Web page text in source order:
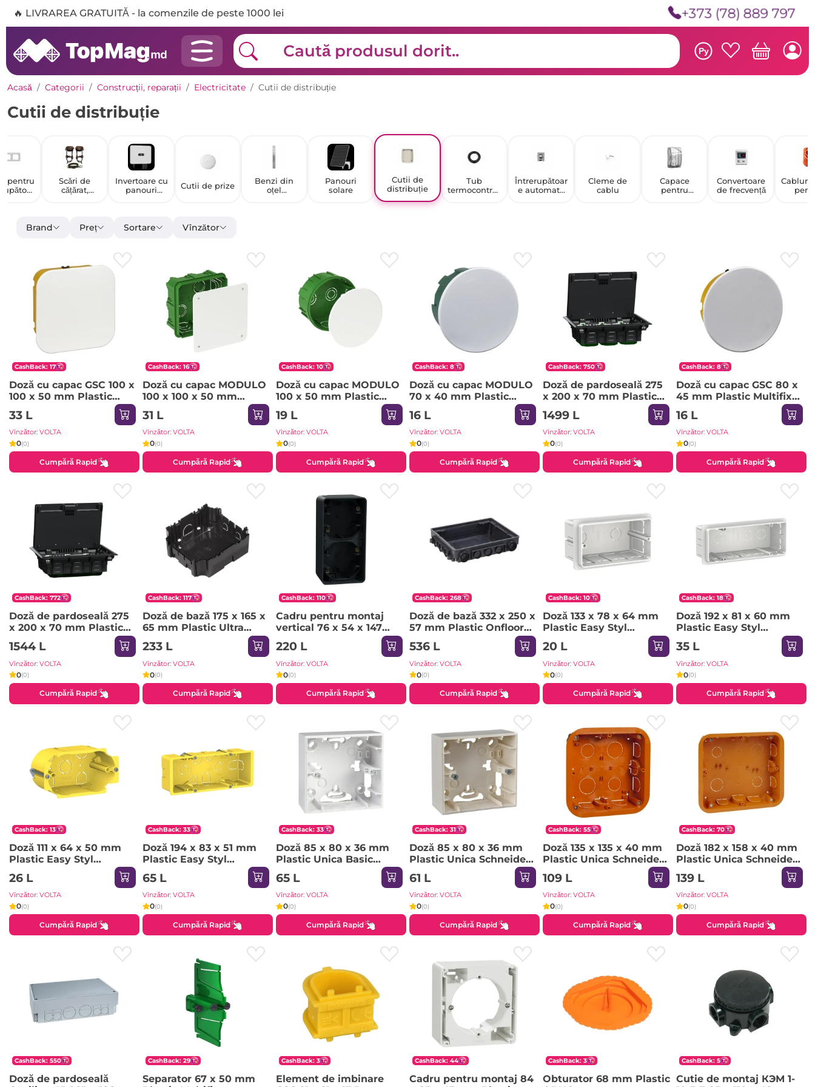
🔥 LIVRAREA GRATUITĂ - la comenzile de peste 1000 lei +373 (78) 889 797
Ру
Acasă Categorii Construcții, reparații Electricitate Cutii de distribuție
Cutii de distribuție
pentru
Scări de
cățărat,
Invertoare cu
panouri
Cutii de prize
Benzi din
oțel
Panouri
solare
Cutii de
distribuție
Tub
termocontrac
Întrerupătoar
e automate
Cleme de
cablu
Capace
pentru
Convertoare
de frecvență
Cabluri
Brand Preț Sortare Vînzător
CashBack: 17
Doză cu capac GSC 100 x
100 x 50 mm Plastic
Multifix Systeme Electric
33 L
Vînzător: VOLTA
0(0)
Cumpără Rapid
CashBack: 16
Doză cu capac MODULO
100 x 100 x 50 mm
Plastic Multifix Systeme
Electric
31 L
Vînzător: VOLTA
0(0)
Cumpără Rapid
CashBack: 10
Doză cu capac MODULO
100 x 50 mm Plastic
Multifix Systeme Electric
19 L
Vînzător: VOLTA
0(0)
Cumpără Rapid
CashBack: 8
Doză cu capac MODULO
70 x 40 mm Plastic
Multifix Systeme Electric
16 L
Vînzător: VOLTA
0(0)
Cumpără Rapid
CashBack: 750
Doză de pardoseală 275
x 200 x 70 mm Plastic
Unica Schneider-Electric
1499 L
Vînzător: VOLTA
0(0)
Cumpără Rapid
CashBack: 8
Doză cu capac GSC 80 x
45 mm Plastic Multifix
Systeme Electric
16 L
Vînzător: VOLTA
0(0)
Cumpără Rapid
CashBack: 772
Doză de pardoseală 275
x 200 x 70 mm Plastic
Unica Schneider-Electric
1544 L
Vînzător: VOLTA
0(0)
Cumpără Rapid
CashBack: 117
Doză de bază 175 x 165 x
65 mm Plastic Ultra
Schneider-Electric
233 L
Vînzător: VOLTA
0(0)
Cumpără Rapid
CashBack: 110
Cadru pentru montaj
vertical 76 x 54 x 147
mm Plastic Mureva
Schneider-Electric
220 L
Vînzător: VOLTA
0(0)
Cumpără Rapid
CashBack: 268
Doză de bază 332 x 250 x
57 mm Plastic Onfloor
IEK
536 L
Vînzător: VOLTA
0(0)
Cumpără Rapid
CashBack: 10
Doză 133 x 78 x 64 mm
Plastic Easy Styl
Schneider-Electric
20 L
Vînzător: VOLTA
0(0)
Cumpără Rapid
CashBack: 18
Doză 192 x 81 x 60 mm
Plastic Easy Styl
Schneider-Electric
35 L
Vînzător: VOLTA
0(0)
Cumpără Rapid
CashBack: 13
Doză 111 x 64 x 50 mm
Plastic Easy Styl
26 L
Vînzător: VOLTA
0(0)
Cumpără Rapid
CashBack: 33
Doză 194 x 83 x 51 mm
Plastic Easy Styl
65 L
Vînzător: VOLTA
0(0)
Cumpără Rapid
CashBack: 33
Doză 85 x 80 x 36 mm
Plastic Unica Basic
65 L
Vînzător: VOLTA
0(0)
Cumpără Rapid
CashBack: 31
Doză 85 x 80 x 36 mm
Plastic Unica Schneider-
61 L
Vînzător: VOLTA
0(0)
Cumpără Rapid
CashBack: 55
Doză 135 x 135 x 40 mm
Plastic Unica Schneider-
109 L
Vînzător: VOLTA
0(0)
Cumpără Rapid
CashBack: 70
Doză 182 x 158 x 40 mm
Plastic Unica Schneider-
139 L
Vînzător: VOLTA
0(0)
Cumpără Rapid
CashBack: 550
Doză de pardoseală
CashBack: 29
Separator 67 x 50 mm
CashBack: 3
Element de imbinare
CashBack: 44
Cadru pentru montaj 84
CashBack: 3
Obturator 68 mm Plastic
CashBack: 5
Cutie de montaj КЭМ 1-